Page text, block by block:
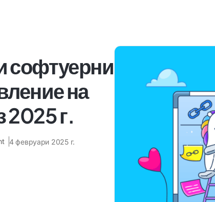
софтуерни
на
2025 г.
4 февруари 2025 г.